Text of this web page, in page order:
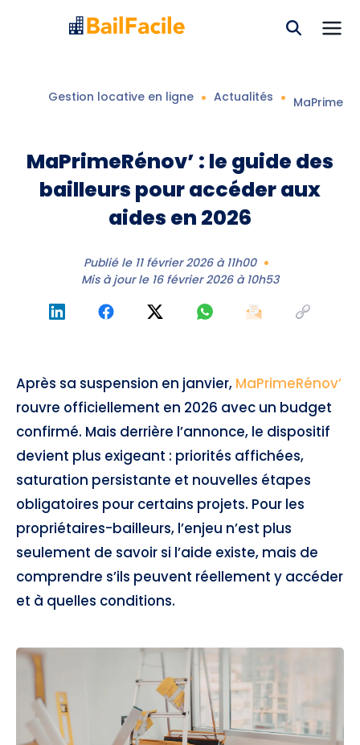
Gestion locative en ligne Actualités
MaPrimeRénov’ : le guide des
bailleurs pour accéder aux
aides en 2026
Publié le 11 février 2026 à 11h00
Mis à jour le 16 février 2026 à 10h53
Après sa suspension en janvier, MaPrimeRénov’
rouvre officiellement en 2026 avec un budget
confirmé. Mais derrière l’annonce, le dispositif
devient plus exigeant : priorités affichées,
saturation persistante et nouvelles étapes
obligatoires pour certains projets. Pour les
propriétaires-bailleurs, l’enjeu n’est plus
seulement de savoir si l’aide existe, mais de
comprendre s’ils peuvent réellement y accéder
et à quelles conditions.